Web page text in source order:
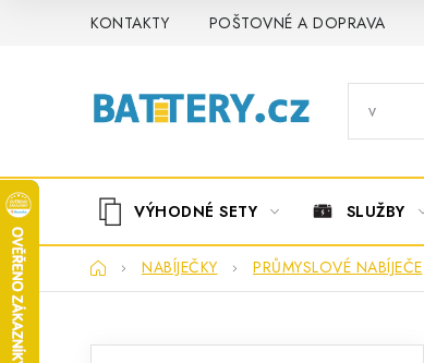
KONTAKTY POŠTOVNÉ A DOPRAVA
VÝHODNÉ SETY SLUŽBY
DomůNABÍJEČKY PRŮMYSLOVÉ NABÍJEČE